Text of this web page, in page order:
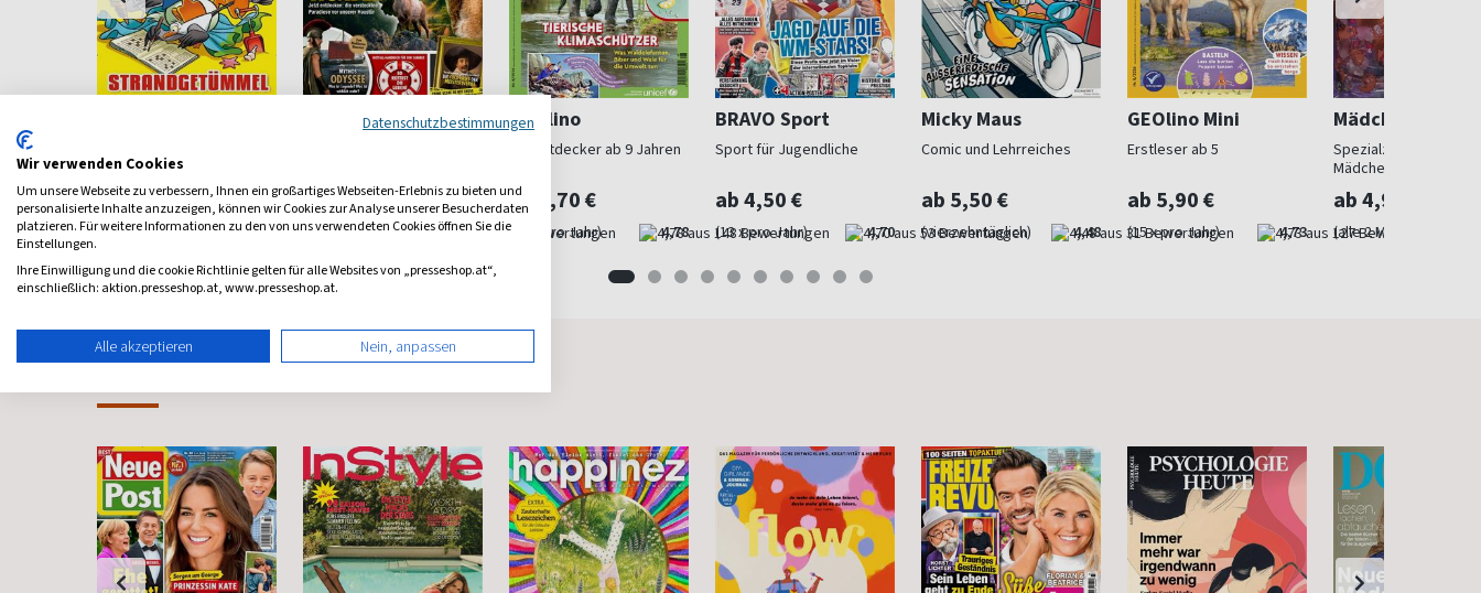
4,53
Comic Lesespaß ab 8
ab 9,50 €
(13 x pro Jahr) 4,71
Welt der Wunder
ab 6,10 €
(monatlich) 4,68
GEOlino
Für Entdecker ab 9 Jahren
ab 6,70 €
(15 x pro Jahr) 4,78
BRAVO Sport
Sport für Jugendliche
ab 4,50 €
(13 x pro Jahr) 4,70
Micky Maus
Comic und Lehrreiches
ab 5,50 €
(vierzehntäglich) 4,48
GEOlino Mini
Erstleser ab 5
ab 5,90 €
(15 x pro Jahr) 4,73
Mädchen
Spezialzeitschrift für
Mädchen
ab 4,90 €
(alle 2 Monate)
Datenschutzbestimmungen
Wir verwenden Cookies
Um unsere Webseite zu verbessern, Ihnen ein großartiges Webseiten-Erlebnis zu bieten und
personalisierte Inhalte anzuzeigen, können wir Cookies zur Analyse unserer Besucherdaten
platzieren. Für weitere Informationen zu den von uns verwendeten Cookies öffnen Sie die
Einstellungen.
Ihre Einwilligung und die cookie Richtlinie gelten für alle Websites von „presseshop.at“,
einschließlich: aktion.presseshop.at, www.presseshop.at.
Alle akzeptieren Nein, anpassen